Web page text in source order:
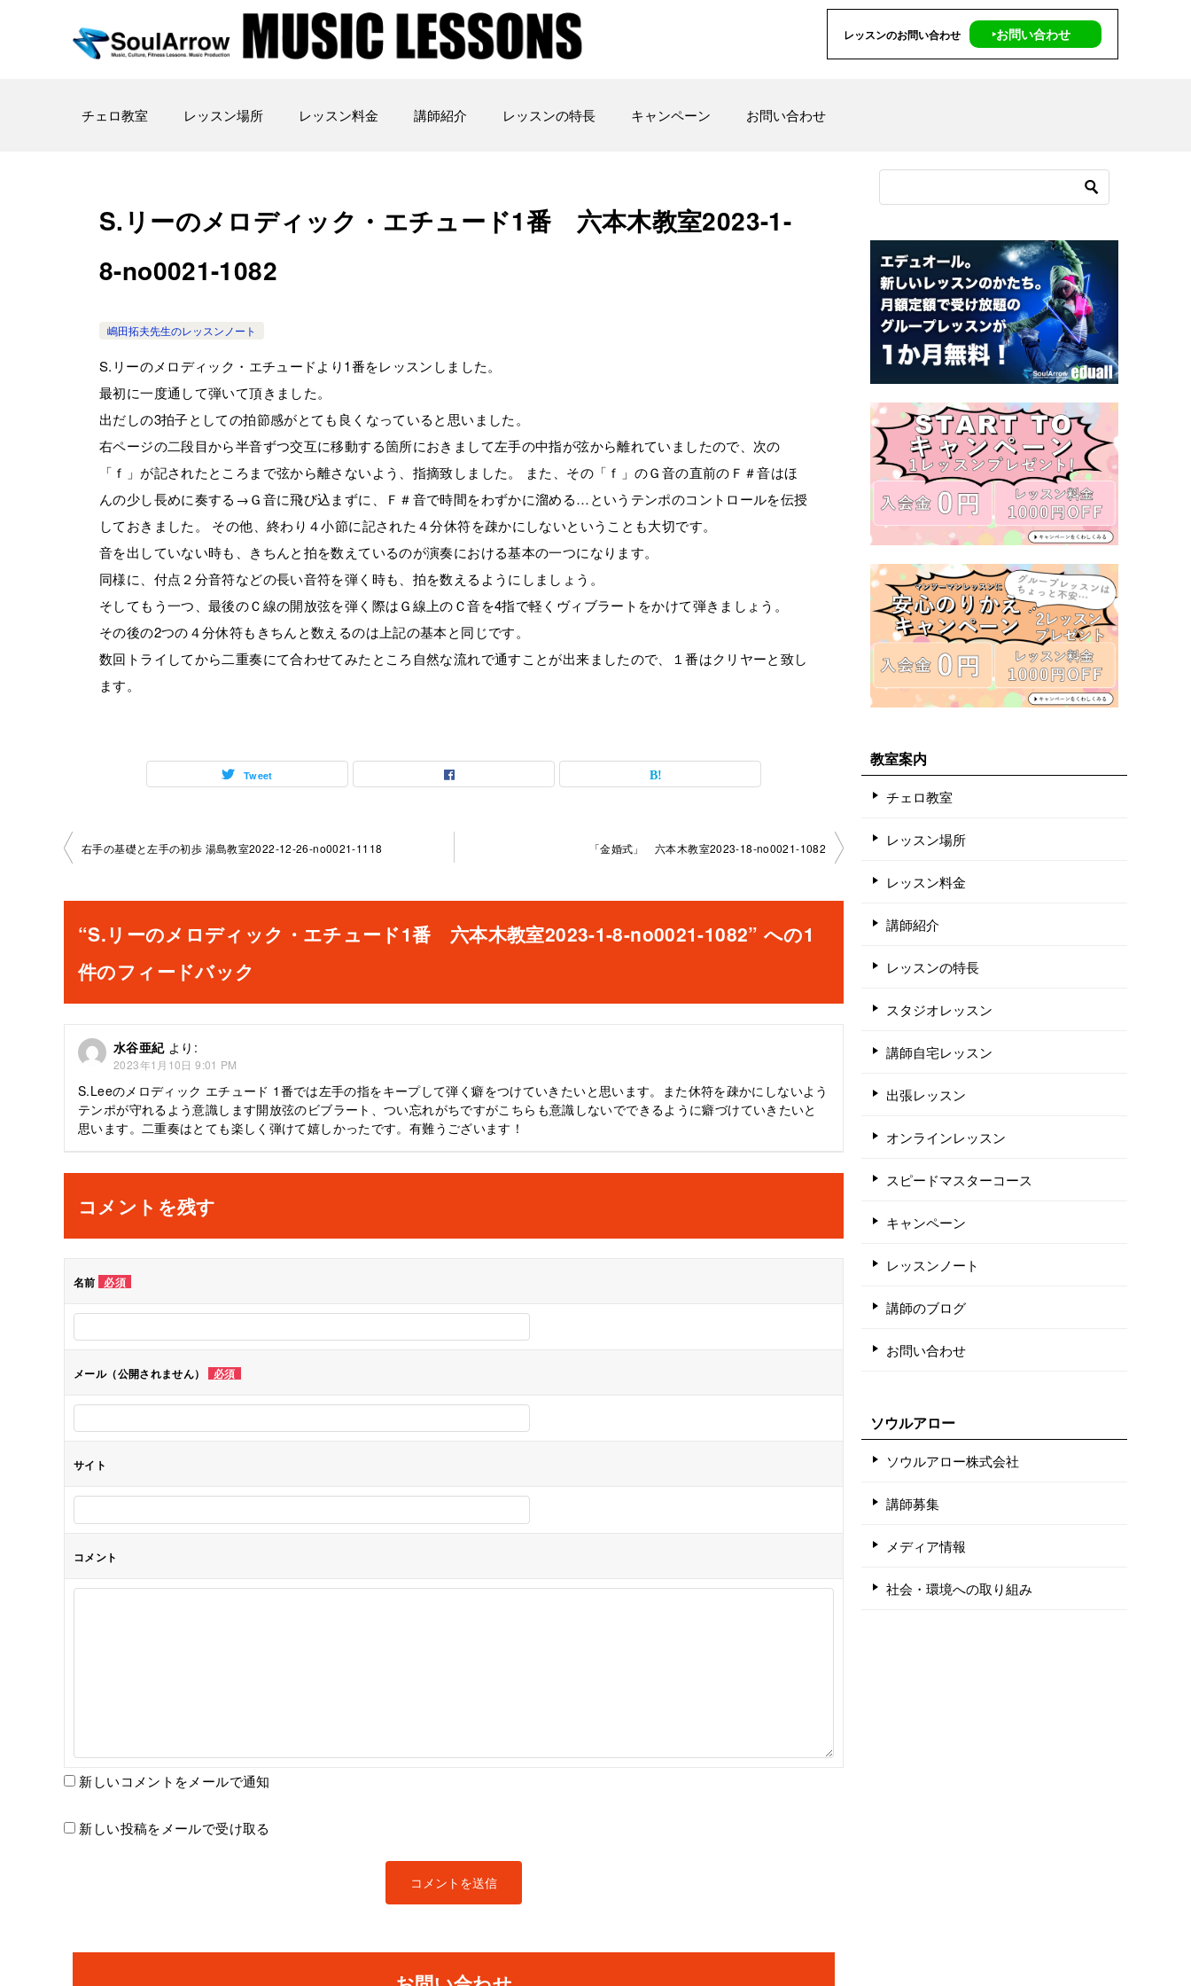
レッスンのお問い合わせ ‣お問い合わせ
チェロ教室 レッスン場所 レッスン料金 講師紹介 レッスンの特長 キャンペーン お問い合わせ
S.リーのメロディック・エチュード1番 六本木教室2023-1-
8-no0021-1082
嶋田拓夫先生のレッスンノート
S.リーのメロディック・エチュードより1番をレッスンしました。
最初に一度通して弾いて頂きました。
出だしの3拍子としての拍節感がとても良くなっていると思いました。
右ページの二段目から半音ずつ交互に移動する箇所におきまして左手の中指が弦から離れていましたので、次の
「ｆ」が記されたところまで弦から離さないよう、指摘致しました。 また、その「ｆ」のＧ音の直前のＦ＃音はほ
んの少し長めに奏する→Ｇ音に飛び込まずに、Ｆ＃音で時間をわずかに溜める…というテンポのコントロールを伝授
しておきました。 その他、終わり４小節に記された４分休符を疎かにしないということも大切です。
音を出していない時も、きちんと拍を数えているのが演奏における基本の一つになります。
同様に、付点２分音符などの長い音符を弾く時も、拍を数えるようにしましょう。
そしてもう一つ、最後のＣ線の開放弦を弾く際はＧ線上のＣ音を4指で軽くヴィブラートをかけて弾きましょう。
その後の2つの４分休符もきちんと数えるのは上記の基本と同じです。
数回トライしてから二重奏にて合わせてみたところ自然な流れで通すことが出来ましたので、１番はクリヤーと致し
ます。
Tweet
投
ナ
ビ
ゲ
ー
ョ
右手の基礎と左手の初歩 湯島教室2022-12-26-no0021-1118 「金婚式」 六本木教室2023-18-no0021-1082
“S.リーのメロディック・エチュード1番 六本木教室2023-1-8-no0021-1082” への1
件のフィードバック
水谷亜紀 より:
2023年1月10日 9:01 PM
S.Leeのメロディック エチュード 1番では左手の指をキープして弾く癖をつけていきたいと思います。また休符を疎かにしないよう
テンポが守れるよう意識します開放弦のビブラート、つい忘れがちですがこちらも意識しないでできるように癖づけていきたいと
思います。二重奏はとても楽しく弾けて嬉しかったです。有難うございます！
コメントを残す
名前 必須
メール（公開されません） 必須
サイト
コメント
新しいコメントをメールで通知
新しい投稿をメールで受け取る
教室案内
チェロ教室
レッスン場所
レッスン料金
講師紹介
レッスンの特長
スタジオレッスン
講師自宅レッスン
出張レッスン
オンラインレッスン
スピードマスターコース
キャンペーン
レッスンノート
講師のブログ
お問い合わせ
ソウルアロー
ソウルアロー株式会社
講師募集
メディア情報
社会・環境への取り組み